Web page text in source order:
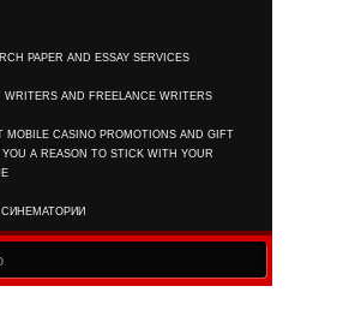
PAPER AND ESSAY SERVICES
WRITERS AND FREELANCE WRITERS
MOBILE CASINO PROMOTIONS AND GIFT
A REASON TO STICK WITH YOUR